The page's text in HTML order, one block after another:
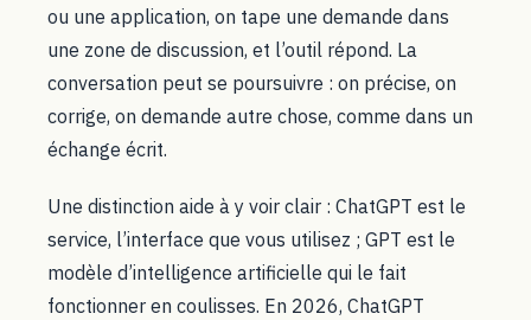
ou une application, on tape une demande dans
une zone de discussion, et l’outil répond. La
conversation peut se poursuivre : on précise, on
corrige, on demande autre chose, comme dans un
échange écrit.
Une distinction aide à y voir clair : ChatGPT est le
service, l’interface que vous utilisez ; GPT est le
modèle d’intelligence artificielle qui le fait
fonctionner en coulisses. En 2026, ChatGPT